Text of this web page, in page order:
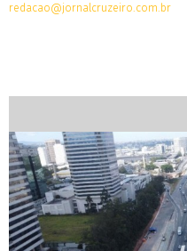
redacao@jornalcruzeiro.com.br